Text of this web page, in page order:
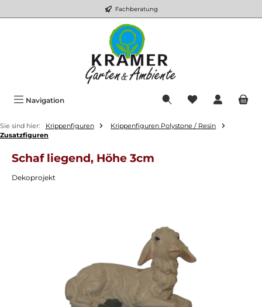
Fachberatung
Navigation Du hast 0
Sie sind hier: Krippenfiguren
Krippenfiguren Polystone / Resin
Zusatzfiguren
Schaf liegend, Höhe 3cm
Dekoprojekt